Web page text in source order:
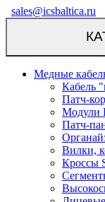
sales@icsbaltica.ru
Медные
Кабель
Патч-
Модули
Патч-
Вилки,
Кроссы